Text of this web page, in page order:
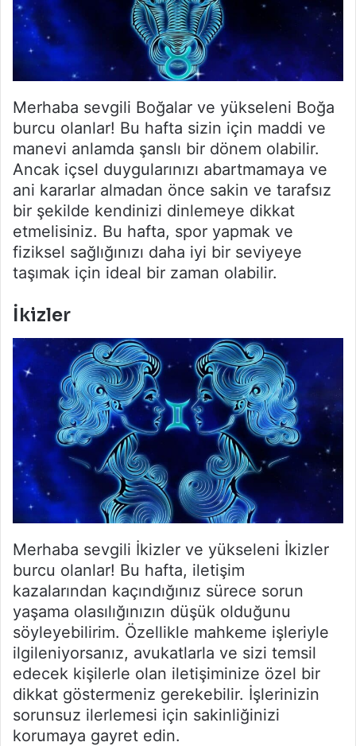
Merhaba sevgili Boğalar ve yükseleni Boğa
burcu olanlar! Bu hafta sizin için maddi ve
manevi anlamda şanslı bir dönem olabilir.
Ancak içsel duygularınızı abartmamaya ve
ani kararlar almadan önce sakin ve tarafsız
bir şekilde kendinizi dinlemeye dikkat
etmelisiniz. Bu hafta, spor yapmak ve
fiziksel sağlığınızı daha iyi bir seviyeye
taşımak için ideal bir zaman olabilir.
İkizler
Merhaba sevgili İkizler ve yükseleni İkizler
burcu olanlar! Bu hafta, iletişim
kazalarından kaçındığınız sürece sorun
yaşama olasılığınızın düşük olduğunu
söyleyebilirim. Özellikle mahkeme işleriyle
ilgileniyorsanız, avukatlarla ve sizi temsil
edecek kişilerle olan iletişiminize özel bir
dikkat göstermeniz gerekebilir. İşlerinizin
sorunsuz ilerlemesi için sakinliğinizi
korumaya gayret edin.